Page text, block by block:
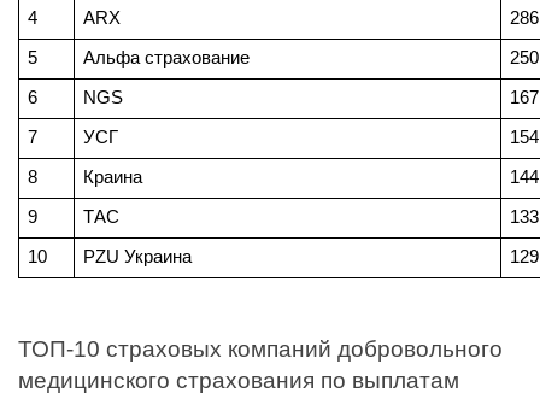
4 ARX
5 Альфа страхование
6 NGS
7 УСГ
8 Краина
9 ТАС
10 PZU Украина
ТОП-10 страховых компаний добровольного
медицинского страхования по выплатам